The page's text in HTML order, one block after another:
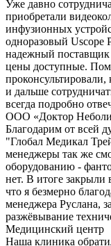
Уже давно
приобретали
инфузионных
одноразовый Uscope
надежный поставщик
цены доступные.
проконсультировали,
и дальше
всегда подробно
ООО «Доктор
Благодарим от всей
"Глобал Медикал
менеджеры так же
оборудованию -
нет. В итоге закрыли
что я безмерно
менеджера Руслана,
разжёвывание
Медицинский центр
Наша клиника